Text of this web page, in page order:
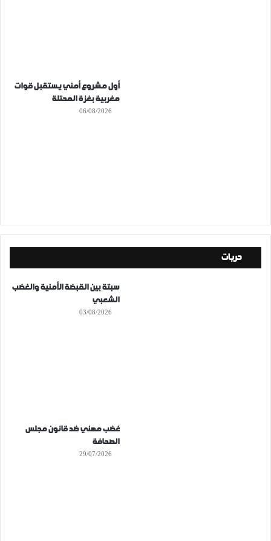
أول مشروع أمني يستقبل قوات
مغربية بغزة المحتلة
06/08/2026
حريات
سبتة بين القبضة الأمنية والغضب
الشعبي
03/08/2026
غضب مهني ضد قانون مجلس
الصحافة
29/07/2026